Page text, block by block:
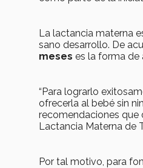
La lactancia materna
sano desarrollo. De
meses es la forma de
“Para lograrlo
ofrecerla al bebé sin
recomendaciones que
Lactancia Materna de
Por tal motivo, para